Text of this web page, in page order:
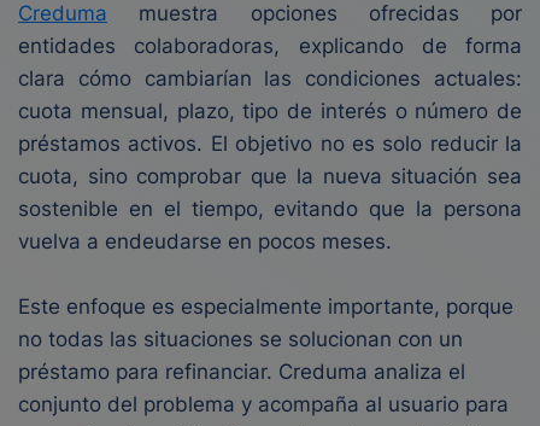
Creduma muestra opciones ofrecidas por
entidades colaboradoras, explicando de forma
clara cómo cambiarían las condiciones actuales:
cuota mensual, plazo, tipo de interés o número de
préstamos activos. El objetivo no es solo reducir la
cuota, sino comprobar que la nueva situación sea
sostenible en el tiempo, evitando que la persona
vuelva a endeudarse en pocos meses.
Este enfoque es especialmente importante, porque
no todas las situaciones se solucionan con un
préstamo para refinanciar. Creduma analiza el
conjunto del problema y acompaña al usuario para